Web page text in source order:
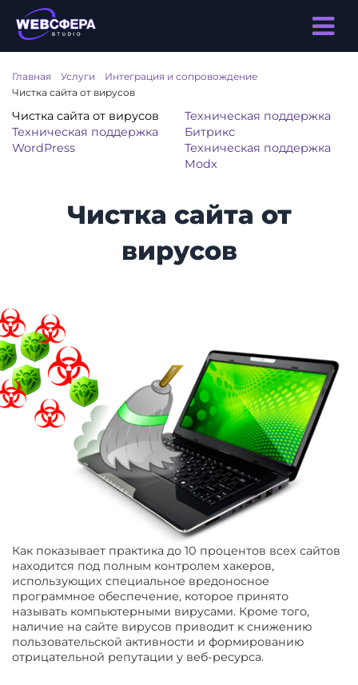
Главная Услуги Интеграция и сопровождение
Чистка сайта от вирусов
Чистка сайта от вирусов
Техническая поддержка
WordPress
Техническая поддержка
Битрикс
Техническая поддержка
Modx
Чистка сайта от
вирусов
Как показывает практика до 10 процентов всех сайтов
находится под полным контролем хакеров,
использующих специальное вредоносное
программное обеспечение, которое принято
называть компьютерными вирусами. Кроме того,
наличие на сайте вирусов приводит к снижению
пользовательской активности и формированию
отрицательной репутации у веб-ресурса.